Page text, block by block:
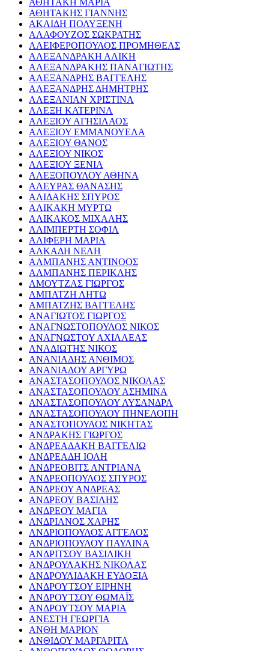
ΑΘΗΤΑΚΗ ΜΑΡΙΑ
ΑΘΗΤΑΚΗΣ ΓΙΑΝΝΗΣ
ΑΚΛΙΔΗ ΠΟΛΥΞΕΝΗ
ΑΛΑΦΟΥΖΟΣ ΣΩΚΡΑΤΗΣ
ΑΛΕΙΦΕΡΟΠΟΥΛΟΣ ΠΡΟΜΗΘΕΑΣ
ΑΛΕΞΑΝΔΡΑΚΗ ΑΛΙΚΗ
ΑΛΕΞΑΝΔΡΑΚΗΣ ΠΑΝΑΓΙΩΤΗΣ
ΑΛΕΞΑΝΔΡΗΣ ΒΑΓΓΕΛΗΣ
ΑΛΕΞΑΝΔΡΗΣ ΔΗΜΗΤΡΗΣ
ΑΛΕΞΑΝΙΑΝ ΧΡΙΣΤΙΝΑ
ΑΛΕΞΗ ΚΑΤΕΡΙΝΑ
ΑΛΕΞΙΟΥ ΑΓΗΣΙΛΑΟΣ
ΑΛΕΞΙΟΥ ΕΜΜΑΝΟΥΕΛΑ
ΑΛΕΞΙΟΥ ΘΑΝΟΣ
ΑΛΕΞΙΟΥ ΝΙΚΟΣ
ΑΛΕΞΙΟΥ ΞΕΝΙΑ
ΑΛΕΞΟΠΟΥΛΟΥ ΑΘΗΝΑ
ΑΛΕΥΡΑΣ ΘΑΝΑΣΗΣ
ΑΛΙΔΑΚΗΣ ΣΠΥΡΟΣ
ΑΛΙΚΑΚΗ ΜΥΡΤΩ
ΑΛΙΚΑΚΟΣ ΜΙΧΑΛΗΣ
ΑΛΙΜΠΕΡΤΗ ΣΟΦΙΑ
ΑΛΙΦΕΡΗ ΜΑΡΙΑ
ΑΛΚΑΔΗ ΝΕΛΗ
ΑΛΜΠΑΝΗΣ ΑΝΤΙΝΟΟΣ
ΑΛΜΠΑΝΗΣ ΠΕΡΙΚΛΗΣ
ΑΜΟΥΤΖΑΣ ΓΙΩΡΓΟΣ
ΑΜΠΑΤΖΗ ΛΗΤΩ
ΑΜΠΑΤΖΗΣ ΒΑΓΓΕΛΗΣ
ΑΝΑΓΙΩΤΟΣ ΓΙΩΡΓΟΣ
ΑΝΑΓΝΩΣΤΟΠΟΥΛΟΣ ΝΙΚΟΣ
ΑΝΑΓΝΩΣΤΟΥ ΑΧΙΛΛΕΑΣ
ΑΝΑΔΙΩΤΗΣ ΝΙΚΟΣ
ΑΝΑΝΙΑΔΗΣ ΑΝΘΙΜΟΣ
ΑΝΑΝΙΑΔΟΥ ΑΡΓΥΡΩ
ΑΝΑΣΤΑΣΟΠΟΥΛΟΣ ΝΙΚΟΛΑΣ
ΑΝΑΣΤΑΣΟΠΟΥΛΟΥ ΑΣΗΜΙΝΑ
ΑΝΑΣΤΑΣΟΠΟΥΛΟΥ ΛΥΣΑΝΔΡΑ
ΑΝΑΣΤΑΣΟΠΟΥΛΟΥ ΠΗΝΕΛΟΠΗ
ΑΝΑΣΤΟΠΟΥΛΟΣ ΝΙΚΗΤΑΣ
ΑΝΔΡΑΚΗΣ ΓΙΩΡΓΟΣ
ΑΝΔΡΕΑΔΑΚΗ ΒΑΓΓΕΛΙΩ
ΑΝΔΡΕΑΔΗ ΙΟΛΗ
ΑΝΔΡΕΟΒΙΤΣ ΑΝΤΡΙΑΝΑ
ΑΝΔΡΕΟΠΟΥΛΟΣ ΣΠΥΡΟΣ
ΑΝΔΡΕΟΥ ΑΝΔΡΕΑΣ
ΑΝΔΡΕΟΥ ΒΑΣΙΛΗΣ
ΑΝΔΡΕΟΥ ΜΑΓΙΑ
ΑΝΔΡΙΑΝΟΣ ΧΑΡΗΣ
ΑΝΔΡΙΟΠΟΥΛΟΣ ΑΓΓΕΛΟΣ
ΑΝΔΡΙΟΠΟΥΛΟΥ ΠΑΥΛΙΝΑ
ΑΝΔΡΙΤΣΟΥ ΒΑΣΙΛΙΚΗ
ΑΝΔΡΟΥΛΑΚΗΣ ΝΙΚΟΛΑΣ
ΑΝΔΡΟΥΛΙΔΑΚΗ ΕΥΔΟΞΙΑ
ΑΝΔΡΟΥΤΣΟΥ ΕΙΡΗΝΗ
ΑΝΔΡΟΥΤΣΟΥ ΘΩΜΑΪΣ
ΑΝΔΡΟΥΤΣΟΥ ΜΑΡΙΑ
ΑΝΕΣΤΗ ΓΕΩΡΓΙΑ
ΑΝΘΗ ΜΑΡΙΟΝ
ΑΝΘΙΔΟΥ ΜΑΡΓΑΡΙΤΑ